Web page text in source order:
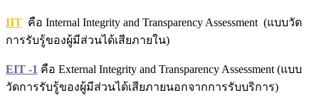
IIT คือ Internal Integrity and Transparency Assessment (แบบวัด
การรับรู้ของผู้มีส่วนได้เสียภายใน)
EIT -1 คือ External Integrity and Transparency Assessment (แบบ
วัดการรับรู้ของผู้มีส่วนได้เสียภายนอกจากการรับบริการ)